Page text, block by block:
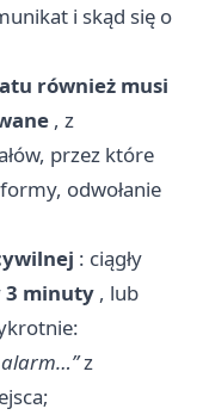
i skąd się o
również musi
, z
przez które
odwołanie
: ciągły
3 minuty , lub
alarm…”z